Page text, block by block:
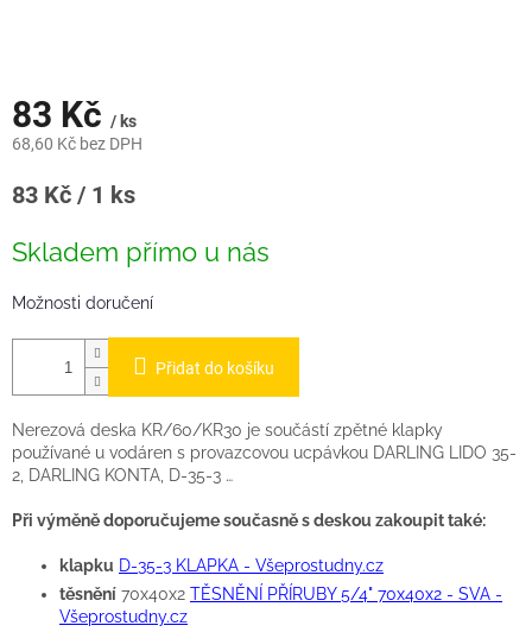
83 Kč / ks
68,60 Kč bez DPH
Měrná
83 Kč / 1 ks
Skladem přímo u nás
Možnosti doručení
Přidat do košíku
Nerezová deska KR/60/KR30 je součástí zpětné klapky
používané u vodáren s provazcovou ucpávkou DARLING LIDO 35-
2, DARLING KONTA, D-35-3 …
Při výměně doporučujeme současně s deskou zakoupit také:
klapku D-35-3 KLAPKA - Všeprostudny.cz
těsnění 70x40x2 TĚSNĚNÍ PŘÍRUBY 5/4" 70x40x2 - SVA -
Všeprostudny.cz